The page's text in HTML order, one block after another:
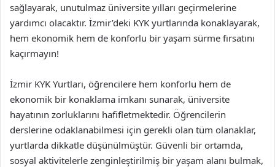
sağlayarak, unutulmaz üniversite yılları geçirmelerine
yardımcı olacaktır. İzmir’deki KYK yurtlarında konaklayarak,
hem ekonomik hem de konforlu bir yaşam sürme fırsatını
kaçırmayın!
İzmir KYK Yurtları, öğrencilere hem konforlu hem de
ekonomik bir konaklama imkanı sunarak, üniversite
hayatının zorluklarını hafifletmektedir. Öğrencilerin
derslerine odaklanabilmesi için gerekli olan tüm olanaklar,
yurtlarda dikkatle düşünülmüştür. Güvenli bir ortamda,
sosyal aktivitelerle zenginleştirilmiş bir yaşam alanı bulmak,